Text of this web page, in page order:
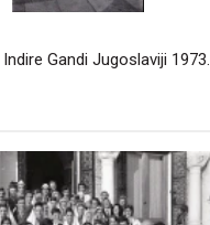
Gandi Jugoslaviji 1973.